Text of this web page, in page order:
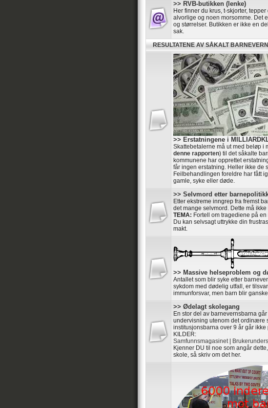
>> RVB-butikken (lenke)
Her finner du krus, t-skjorter,
alvorlige og noen morsomme. Det
og størrelser. Butikken er ikke en
sak.
RESULTATENE AV SÅKALT BARNEVERN
>> Erstatningene i
Skattebetalerne må ut med beløp i
denne rapporten) til det såkalte
kommunene har opprettet
får ingen erstatning. Heller ikke de
Feilbehandlingen foreldre har fått
gamle, syke eller døde.
>> Selvmord etter
Etter ekstreme inngrep fra fremst
det mange selvmord. Dette må
TEMA: Fortell om tragediene på
Du kan selvsagt uttrykke din
makt.
>> Massive helseproblem og
Antallet som blir syke etter
sykdom med dødelig utfall, er
immunforsvar, men barn blir
>> Ødelagt skolegang
En stor del av barnevernsbarna
undervisning utenom det ordinære
institusjonsbarna over 9 år går
KILDER:
Samfunnsmagasinet|
Kjenner DU til noe som angår
skole, så skriv om det her.